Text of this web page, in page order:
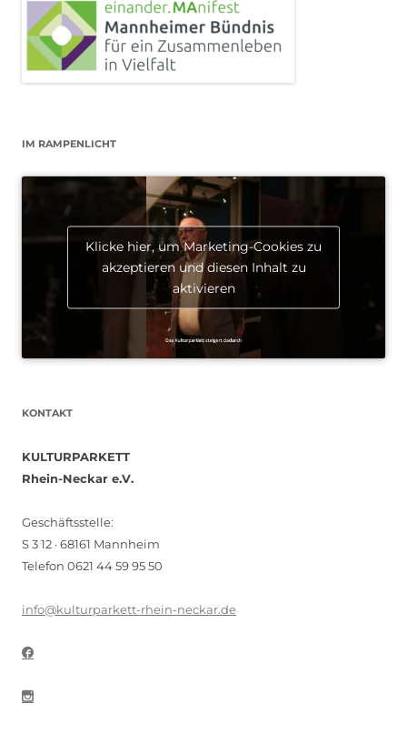
IM RAMPENLICHT
Klicke hier, um Marketing-Cookies zu
akzeptieren und diesen Inhalt zu
aktivieren
KONTAKT
KULTURPARKETT
Rhein-Neckar e.V.
Geschäftsstelle:
S 3 12 · 68161 Mannheim
Telefon 0621 44 59 95 50
info@kulturparkett-rhein-neckar.de